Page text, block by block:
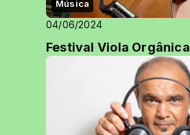
Música
04/06/2024
Festival Viola Orgânica